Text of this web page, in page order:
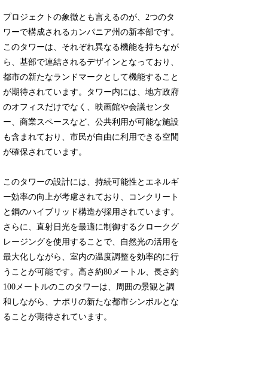
プロジェクトの象徴とも言えるのが、2つのタ
ワーで構成されるカンパニア州の新本部です。
このタワーは、それぞれ異なる機能を持ちなが
ら、基部で連結されるデザインとなっており、
都市の新たなランドマークとして機能すること
が期待されています。タワー内には、地方政府
のオフィスだけでなく、映画館や会議センタ
ー、商業スペースなど、公共利用が可能な施設
も含まれており、市民が自由に利用できる空間
が確保されています。
このタワーの設計には、持続可能性とエネルギ
ー効率の向上が考慮されており、コンクリート
と鋼のハイブリッド構造が採用されています。
さらに、直射日光を最適に制御するクロークグ
レージングを使用することで、自然光の活用を
最大化しながら、室内の温度調整を効率的に行
うことが可能です。高さ約80メートル、長さ約
100メートルのこのタワーは、周囲の景観と調
和しながら、ナポリの新たな都市シンボルとな
ることが期待されています。